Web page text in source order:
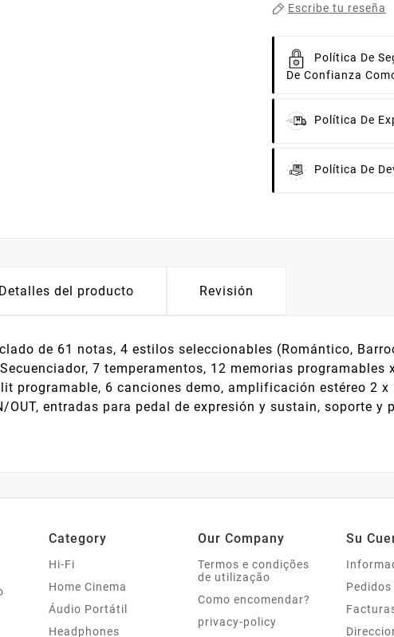
Escribe tu reseña
Política De
De Confianza
Política De
Política De
Detalles del producto Revisión
de 61 notas, 4 estilos seleccionables (Romántico,
7 temperamentos, 12 memorias programables
programable, 6 canciones demo, amplificación estéreo 2 x
OUT, entradas para pedal de expresión y sustain, soporte y
Category
Hi-Fi
Home Cinema
Áudio Portátil
Headphones
Our Company
Termos e condições
de utilização
Como encomendar?
privacy-policy
Su
Pedidos